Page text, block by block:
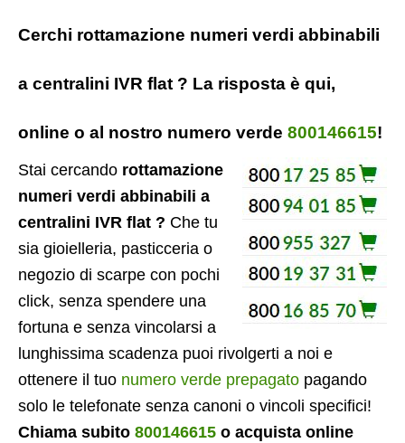
Cerchi rottamazione numeri verdi abbinabili
a centralini IVR flat ? La risposta è qui,
online o al nostro numero verde 800146615!
Stai cercando rottamazione
numeri verdi abbinabili a
centralini IVR flat ? Che tu
sia gioielleria, pasticceria o
negozio di scarpe con pochi
click, senza spendere una
fortuna e senza vincolarsi a
lunghissima scadenza puoi rivolgerti a noi e
ottenere il tuo numero verde prepagato pagando
solo le telefonate senza canoni o vincoli specifici!
Chiama subito 800146615 o acquista online